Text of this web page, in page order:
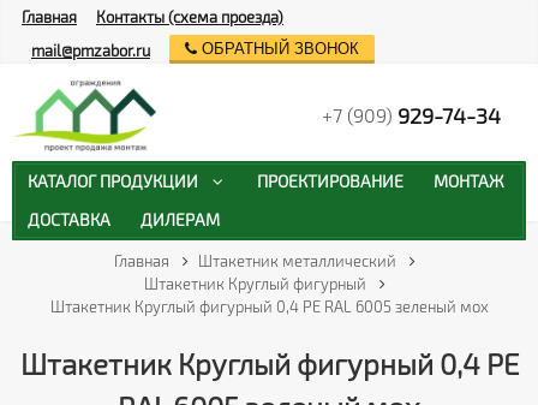
Главная
Штакетник металлический
Штакетник Круглый фигурный
Штакетник Круглый фигурный 0,4 PE RAL 6005 зеленый мох
Штакетник Круглый фигурный 0,4 PE
Главная
Контакты (схема проезда)
mail@pmzabor.ru
ОБРАТНЫЙ ЗВОНОК
+7 (909) 929-74-34
КАТАЛОГ ПРОДУКЦИИ ПРОЕКТИРОВАНИЕ
МОНТАЖ
ДОСТАВКА
ДИЛЕРАМ